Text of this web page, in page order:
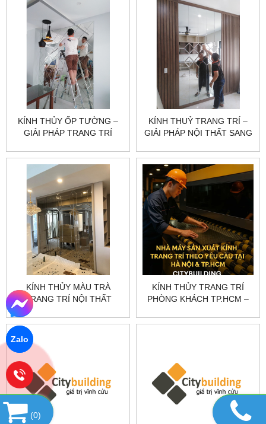
KÍNH THỦY ỐP TƯỜNG –
GIẢI PHÁP TRANG TRÍ
GIAN
KÍNH THUỶ TRANG TRÍ –
GIẢI PHÁP NỘI THẤT SANG
KÍNH THỦY MÀU TRÀ
TRANG TRÍ NỘI THẤT
CITYBUILDING
KÍNH THỦY TRANG TRÍ
PHÒNG KHÁCH TP.HCM –
(0)
Zalo